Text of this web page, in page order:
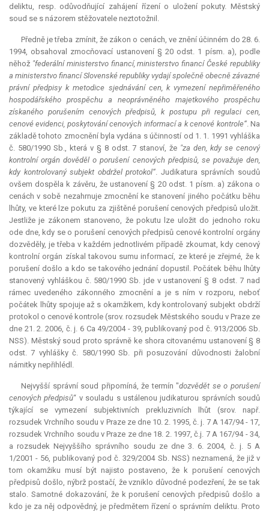
deliktu, resp. odůvodňující zahájení řízení o uložení pokuty. Městský
soud se s názorem stěžovatele neztotožnil.
Předně je třeba zmínit, že zákon o cenách, ve znění účinném do 28. 6.
1994, obsahoval zmocňovací ustanovení § 20 odst. 1 písm. a), podle
něhož "federální ministerstvo financí, ministerstvo financí České republiky
a ministerstvo financí Slovenské republiky vydají společně obecně závazné
právní předpisy k metodice sjednávání cen, k vymezení nepřiměřeného
hospodářského prospěchu a neoprávněného majetkového prospěchu
získaného porušením cenových předpisů, k postupu při regulaci cen,
cenové evidenci, poskytování cenových informací a k cenové kontrole“. Na
základě tohoto zmocnění byla vydána s účinností od 1. 1. 1991 vyhláška
č. 580/1990 Sb., která v § 8 odst. 7 stanoví, že "za den, kdy se cenový
kontrolní orgán dověděl o porušení cenových předpisů, se považuje den,
kdy kontrolovaný subjekt obdržel protokol“. Judikatura správních soudů
ovšem dospěla k závěru, že ustanovení § 20 odst. 1 písm. a) zákona o
cenách v sobě nezahrnuje zmocnění ke stanovení jiného počátku běhu
lhůty, ve které lze pokutu za zjištěné porušení cenových předpisů uložit.
Jestliže je zákonem stanoveno, že pokutu lze uložit do jednoho roku
ode dne, kdy se o porušení cenových předpisů cenové kontrolní orgány
dozvěděly, je třeba v každém jednotlivém případě zkoumat, kdy cenový
kontrolní orgán získal takovou sumu informací, ze které je zřejmé, že k
porušení došlo a kdo se takového jednání dopustil. Počátek běhu lhůty
stanovený vyhláškou č. 580/1990 Sb. jde v ustanovení § 8 odst. 7 nad
rámec uvedeného zákonného zmocnění a je s ním v rozporu, neboť
počátek lhůty spojuje až s okamžikem, kdy kontrolovaný subjekt obdrží
protokol o cenové kontrole (srov. rozsudek Městského soudu v Praze ze
dne 21. 2. 2006, č. j. 6 Ca 49/2004 - 39, publikovaný pod č. 913/2006 Sb.
NSS). Městský soud proto správně ke shora citovanému ustanovení § 8
odst. 7 vyhlášky č. 580/1990 Sb. při posuzování důvodnosti žalobní
námitky nepřihlédl.
Nejvyšší správní soud připomíná, že termín "dozvědět se o porušení
cenových předpisů“ v souladu s ustálenou judikaturou správních soudů
týkající se vymezení subjektivních prekluzivních lhůt (srov. např.
rozsudek Vrchního soudu v Praze ze dne 10. 2. 1995, č. j. 7 A 147/94 - 17,
rozsudek Vrchního soudu v Praze ze dne 18. 2. 1997, č.j. 7 A 167/94 - 34,
a rozsudek Nejvyššího správního soudu ze dne 3. 6. 2004, č. j. 5 A
1/2001 - 56, publikovaný pod č. 329/2004 Sb. NSS) neznamená, že již v
tom okamžiku musí být najisto postaveno, že k porušení cenových
předpisů došlo, nýbrž postačí, že vzniklo důvodné podezření, že se tak
stalo. Samotné dokazování, že k porušení cenových předpisů došlo a
kdo je za něj odpovědný, je předmětem řízení o správním deliktu. Proto